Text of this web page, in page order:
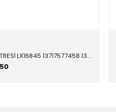
HAVA FİLTRESİ LX16845 13717577458 13717577458 E71,F01,F02,F06,F07,F10,F11,F12,F13,F15,F25,F26 N63,N63N 5-8 SİLİNDİR 2010-2018